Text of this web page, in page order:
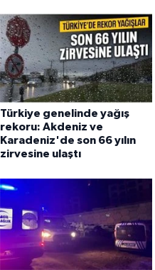
Türkiye genelinde yağış
rekoru: Akdeniz ve
Karadeniz'de son 66 yılın
zirvesine ulaştı